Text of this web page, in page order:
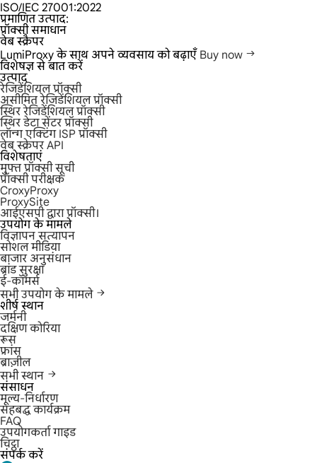
ISO/IEC 27001:2022
प्रमाणित उत्पाद:
प्रॉक्सी समाधान
वेब स्क्रैपर
LumiProxy के साथ अपने व्यवसाय को बढ़ाएँ Buy now
विशेषज्ञ से बात करें
उत्पाद
रेजिडेंशियल प्रॉक्सी
असीमित रेजिडेंशियल प्रॉक्सी
स्थिर रेजिडेंशियल प्रॉक्सी
स्थिर डेटा सेंटर प्रॉक्सी
लॉन्ग एक्टिंग ISP प्रॉक्सी
वेब स्क्रेपर API
विशेषताएं
मुफ्त प्रॉक्सी सूची
प्रॉक्सी परीक्षक
CroxyProxy
ProxySite
आईएसपी द्वारा प्रॉक्सी।
उपयोग के मामले
विज्ञापन सत्यापन
सोशल मीडिया
बाजार अनुसंधान
ब्रांड सुरक्षा
ई-कॉमर्स
सभी उपयोग के मामले
शीर्ष स्थान
जर्मनी
दक्षिण कोरिया
रूस
फ्रांस
ब्राज़ील
सभी स्थान
संसाधन
मूल्य-निर्धारण
सहबद्ध कार्यक्रम
FAQ
उपयोगकर्ता गाइड
चिट्ठा
संपर्क करें